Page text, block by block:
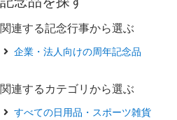
関連する記念行事から選ぶ
企業・法人向けの周年記念品
関連するカテゴリから選ぶ
すべての日用品・スポーツ雑貨